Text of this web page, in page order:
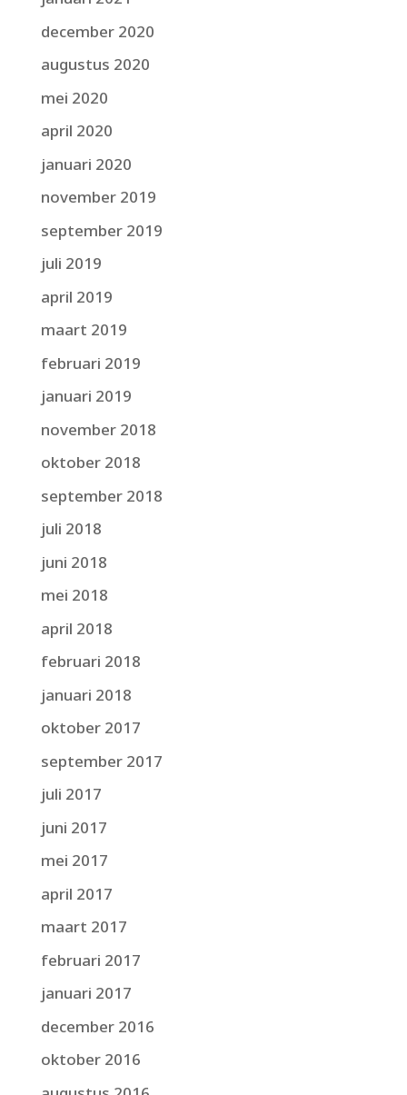
december 2020
augustus 2020
mei 2020
april 2020
januari 2020
november 2019
september 2019
juli 2019
april 2019
maart 2019
februari 2019
januari 2019
november 2018
oktober 2018
september 2018
juli 2018
juni 2018
mei 2018
april 2018
februari 2018
januari 2018
oktober 2017
september 2017
juli 2017
juni 2017
mei 2017
april 2017
maart 2017
februari 2017
januari 2017
december 2016
oktober 2016